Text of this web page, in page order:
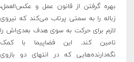
بهره‌ گرفتن از قانون عمل و عکس‌العمل،
زباله را به سمتی پرتاب می‌کند که نیروی
لازم برای حرکت به سوی هدف بعدی‌اش را
تامین کند. این فضاپیما با کمک
نگه‌دارنده‌هایی که در انتهای دو بازوی